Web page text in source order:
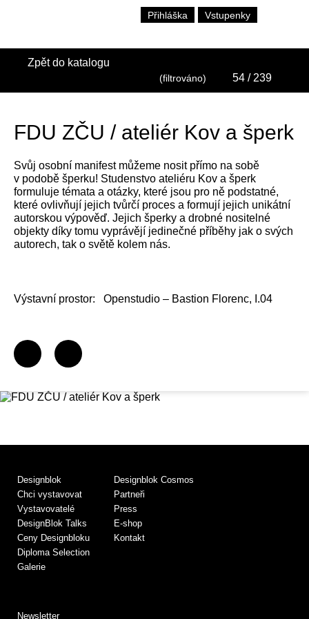
Přihláška Vstupenky
Zpět do katalogu
(filtrováno) 54 / 239
FDU ZČU / ateliér Kov a šperk
Svůj osobní manifest můžeme nosit přímo na sobě
v podobě šperku! Studenstvo ateliéru Kov a šperk
formuluje témata a otázky, které jsou pro ně podstatné,
které ovlivňují jejich tvůrčí proces a formují jejich unikátní
autorskou výpověď. Jejich šperky a drobné nositelné
objekty díky tomu vyprávějí jedinečné příběhy jak o svých
autorech, tak o světě kolem nás.
Výstavní prostor: Openstudio – Bastion Florenc, I.04
Designblok
Chci vystavovat
Vystavovatelé
DesignBlok Talks
Ceny Designbloku
Diploma Selection
Galerie
Designblok Cosmos
Partneři
Press
E-shop
Kontakt
Newsletter